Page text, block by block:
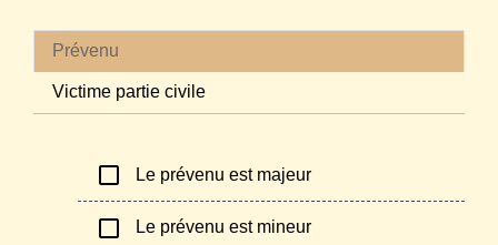
Prévenu
Victime partie civile
check_box_outline_blank Le prévenu est majeur
check_box_outline_blank Le prévenu est mineur